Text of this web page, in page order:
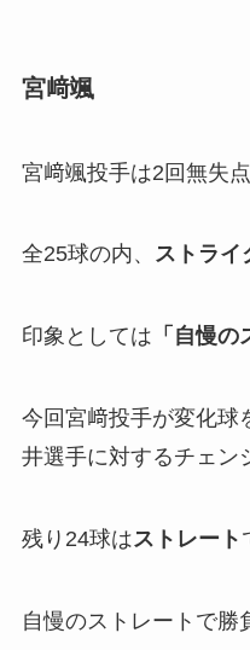
宮﨑颯
宮﨑颯投手は2回無失
全25球の内、 ストライ
印象としては 「 自慢の
今回宮﨑投手が変化球
井選手に対するチェン
残り24球はストレート
自慢のストレートで勝